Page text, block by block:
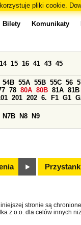
pliki cookie.
Bilety Komunikaty
14 15 16 41 43 45
54B 55A 55B 55C 56
78 80A 80B 81A 81B
201 202 6. F1 G1
N7B N8 N9
stronie są
z o.o. dla celów innych